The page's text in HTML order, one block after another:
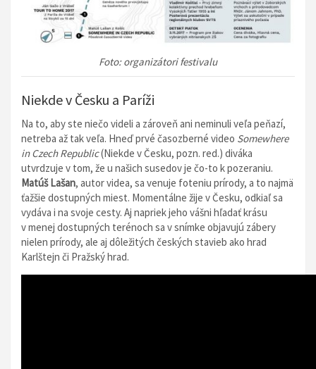
Foto: organizátori festivalu
Niekde v Česku a Paríži
Na to, aby ste niečo videli a zároveň ani neminuli veľa peňazí,
netreba až tak veľa. Hneď prvé časozberné video Somewhere
in Czech Republic(Niekde v Česku, pozn. red.) diváka
utvrdzuje v tom, že u našich susedov je čo-to k pozeraniu.
Matúš Lašan, autor videa, sa venuje foteniu prírody, a to najmä
ťažšie dostupných miest. Momentálne žije v Česku, odkiaľ sa
vydáva i na svoje cesty. Aj napriek jeho vášni hľadať krásu
v menej dostupných terénoch sa v snímke objavujú zábery
nielen prírody, ale aj dôležitých českých stavieb ako hrad
Karlštejn či Pražský hrad.